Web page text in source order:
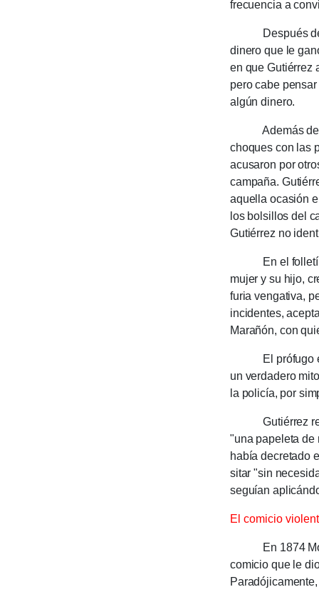
frecuencia a
Después de
dinero que le
en que Gutiérrez
pero cabe
algún dinero.
Además de
choques con las
acusa­ron por
campaña.
aquella ocasión
los bolsi­llos del
Gutié­rrez no
En el folletín,
mujer y su hijo,
furia vengativa,
incidentes,
Marañón, con
El prófugo era
un verdadero
la poli­cía, por
Gutiérrez
"una pape­leta de
había decre­tado
sitar "sin
seguían
El comicio
En 1874
comicio que le